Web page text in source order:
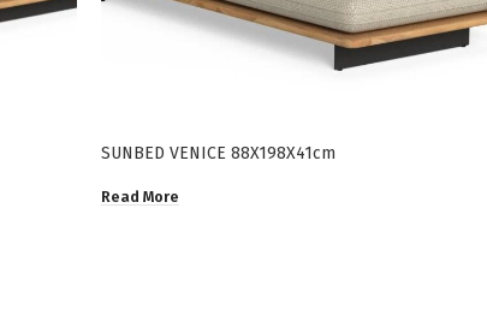
SUNBED VENICE 88X198X41cm
Read More